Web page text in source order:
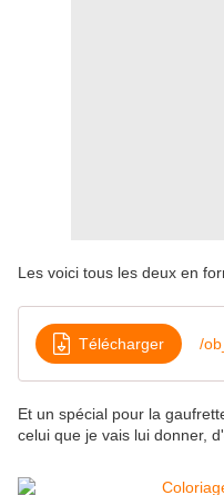
Les voici tous les deux en
Télécharger /
Et un spécial pour la
celui que je vais lui donner,